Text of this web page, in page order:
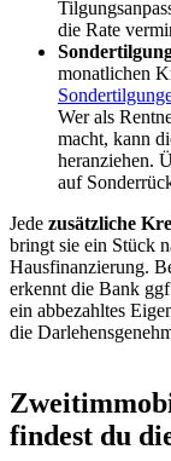
die Rate
monatlichen
Wer als
macht, kann
heranziehen.
auf
Jede zusätzliche
bringt sie ein Stück
Hausfinanzierung.
erkennt die Bank
ein abbezahltes
die
findest du